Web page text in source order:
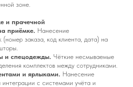
зоне.
и прачечной
приёмке. Нанесение
заказа, код клиента, дата) на
и спецодежды. Чёткие несмываемые
комплектов между сотрудниками.
и ярлыками. Нанесение
интеграции с системами учёта и